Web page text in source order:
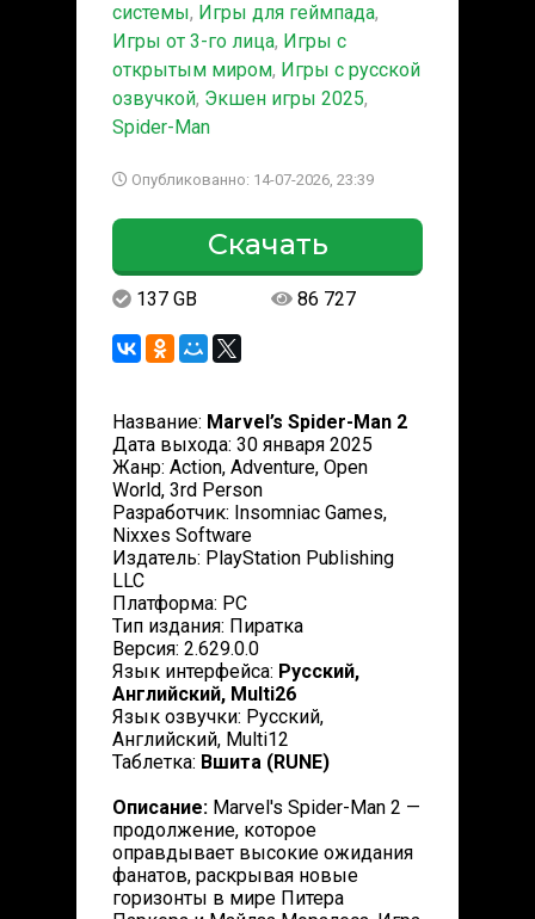
системы, Игры для геймпада,
Игры от 3-го лица, Игры с
открытым миром, Игры с русской
озвучкой, Экшен игры 2025,
Spider-Man
Опубликованно: 14-07-2026, 23:39
Скачать
137 GB 86 727
Название: Marvel’s Spider-Man 2
Дата выхода: 30 января 2025
Жанр: Action, Adventure, Open
World, 3rd Person
Разработчик: Insomniac Games,
Nixxes Software
Издатель: PlayStation Publishing
LLC
Платформа: PC
Тип издания: Пиратка
Версия: 2.629.0.0
Язык интерфейса: Русский,
Английский, Multi26
Язык озвучки: Русский,
Английский, Multi12
Таблетка: Вшита (RUNE)
Описание: Marvel's Spider-Man 2 —
продолжение, которое
оправдывает высокие ожидания
фанатов, раскрывая новые
горизонты в мире Питера